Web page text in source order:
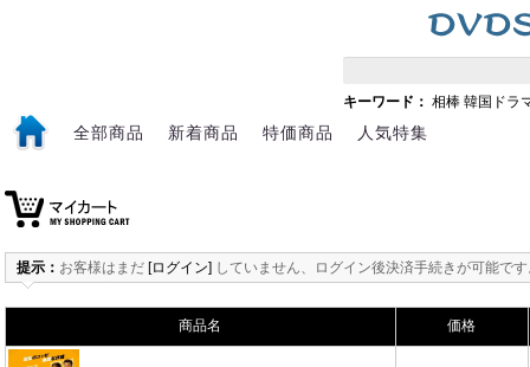
キーワード： 相棒 韓国ドラ
全部商品 新着商品 特価商品 人気特集
提示： お客様はまだ [ログイン] していません、ログイン後決済手続きが可能で
商品名 価格